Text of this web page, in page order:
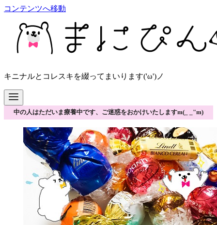
コンテンツへ移動
キニナルとコレスキを綴ってまいります('ω')ノ
中の人はただいま療養中です、ご迷惑をおかけいたしますm(_ _"m)